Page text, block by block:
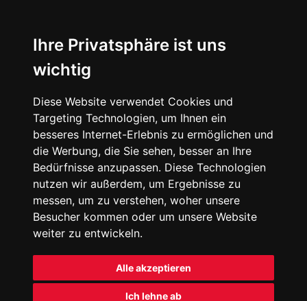
Ihre Privatsphäre ist uns
wichtig
Diese Website verwendet Cookies und
Targeting Technologien, um Ihnen ein
besseres Internet-Erlebnis zu ermöglichen und
die Werbung, die Sie sehen, besser an Ihre
Bedürfnisse anzupassen. Diese Technologien
nutzen wir außerdem, um Ergebnisse zu
messen, um zu verstehen, woher unsere
Besucher kommen oder um unsere Website
weiter zu entwickeln.
Alle akzeptieren
Ich lehne ab